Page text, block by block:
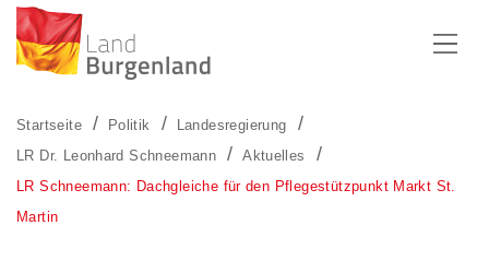
Startseite Politik
Landesregierung
LR Dr. Leonhard Schneemann
Aktuelles
LR Schneemann: Dachgleiche für den Pflegestützpunkt Markt St.
Martin